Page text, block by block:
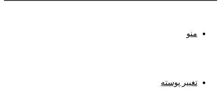
منو
تغییر پوسته